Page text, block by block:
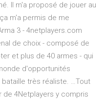
Il m'a proposé de jouer au
m'a permis de me
3 - 4netplayers.com
de choix - composé de
et plus de 40 armes - qui
d'opportunités
très réaliste. …Tout
de 4Netplayers y compris